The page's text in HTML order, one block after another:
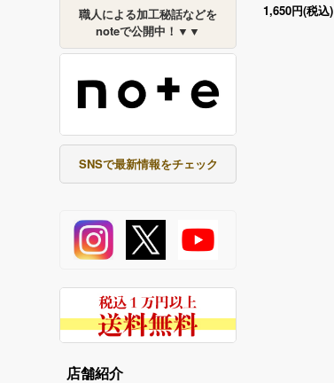
職人による加工秘話などを
noteで公開中！▼▼
SNSで最新情報をチェック
店舗紹介
1,650円(税込)